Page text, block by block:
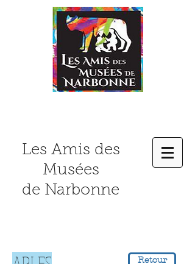
Les Amis des
Musées
de Narbonne
Retour